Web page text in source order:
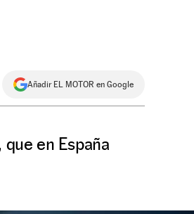
Añadir EL MOTOR en Google
en España